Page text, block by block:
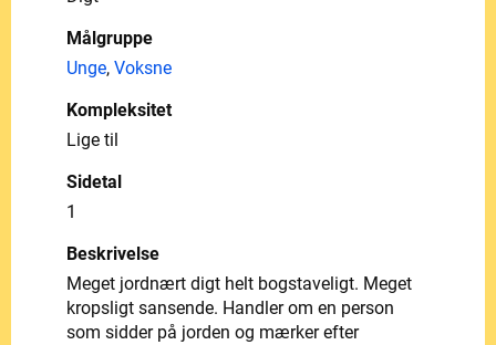
Målgruppe
Unge, Voksne
Kompleksitet
Lige til
Sidetal
1
Beskrivelse
Meget jordnært digt helt bogstaveligt. Meget
kropsligt sansende. Handler om en person
som sidder på jorden og mærker efter